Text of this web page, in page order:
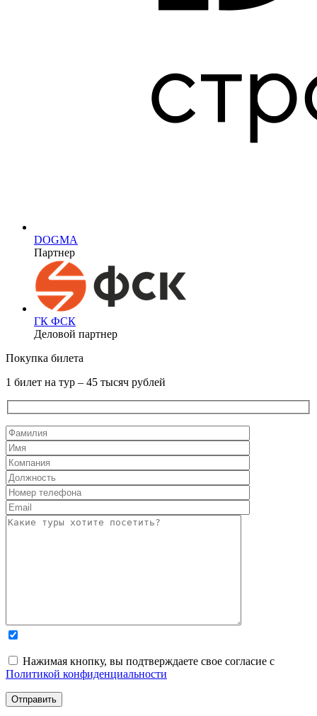
DOGMA
Партнер
ГК ФСК
Деловой партнер
Покупка билета
1 билет на тур – 45 тысяч рублей
Нажимая кнопку, вы подтверждаете свое согласие с
Политикой конфиденциальности